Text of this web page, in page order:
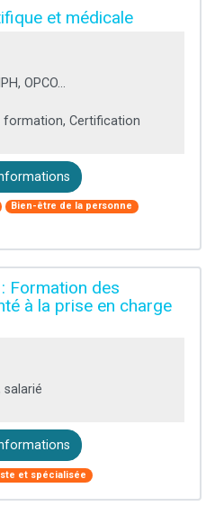
et médicale
OPCO...
Certification
Bien-être de la personne
Formation des
à la prise en charge
salarié
et spécialisée